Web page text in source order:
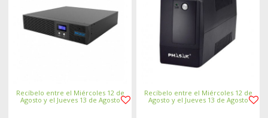
Recíbelo entre el Miércoles 12 de
Agosto y el Jueves 13 de Agosto
Recíbelo entre el Miércoles 12 de
Agosto y el Jueves 13 de Agosto